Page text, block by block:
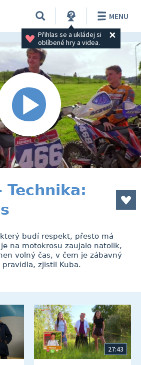
Přihlas se a ukládej si
oblíbené hry a videa.
MENU
budí respekt, přesto má
na motokrosu zaujalo natolik,
volný čas, v čem je zábavný
zjistil Kuba.
27:43